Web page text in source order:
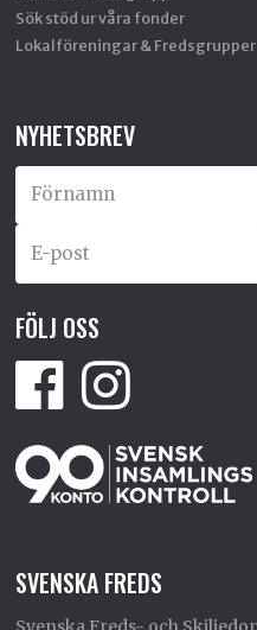
Sök stöd ur våra fonder
Lokalföreningar & Fredsgrupper
NYHETSBREV
FÖLJ OSS
SVENSKA FREDS